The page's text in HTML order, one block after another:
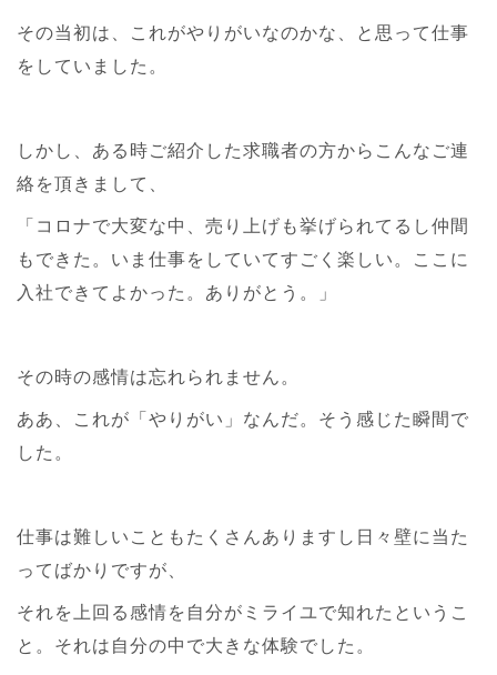
その当初は、これがやりがいなのかな、と思って仕事
をしていました。
しかし、ある時ご紹介した求職者の方からこんなご連
絡を頂きまして、
「コロナで大変な中、売り上げも挙げられてるし仲間
もできた。いま仕事をしていてすごく楽しい。ここに
入社できてよかった。ありがとう。」
その時の感情は忘れられません。
ああ、これが「やりがい」なんだ。そう感じた瞬間で
した。
仕事は難しいこともたくさんありますし日々壁に当た
ってばかりですが、
それを上回る感情を自分がミライユで知れたというこ
と。それは自分の中で大きな体験でした。